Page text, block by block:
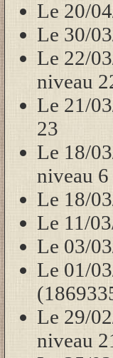
Le 20/
Le 30/
Le 22/
niveau
Le 21/
23
Le 18/
niveau 6
Le 18/
Le 11/
Le 03/
Le 01/
Le 29/
niveau